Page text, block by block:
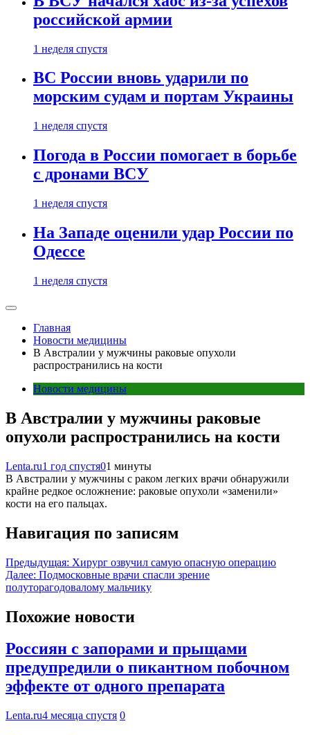
российской армии
1 неделя спустя
ВС России вновь ударили по
морским судам и портам Украины
1 неделя спустя
Погода в России помогает в борьбе
с дронами ВСУ
1 неделя спустя
На Западе оценили удар России по
Одессе
1 неделя спустя
Главная
Новости медицины
В Австралии у мужчины раковые опухоли
распространились на кости
Новости медицины
В Австралии у мужчины раковые
опухоли распространились на кости
Lenta.ru1 год спустя01 минуты
В Австралии у мужчины с раком легких врачи обнаружили
крайне редкое осложнение: раковые опухоли «заменили»
кости на его пальцах.
Навигация по записям
Предыдущая: Хирург озвучил самую опасную операцию
Далее: Подмосковные врачи спасли зрение
полуторагодовалому мальчику
Похожие новости
Россиян с запорами и прыщами
предупредили о пикантном побочном
эффекте от одного препарата
Lenta.ru4 месяца спустя 0